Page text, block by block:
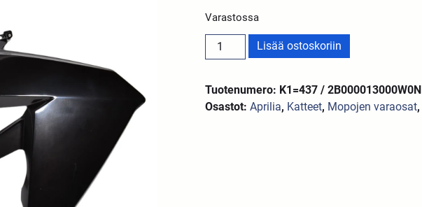
Varastossa
Lisää ostoskoriin
Tuotenumero: K1=437 / 2B000013000W0N
Osastot:Aprilia, Katteet, Mopojen varaosat,